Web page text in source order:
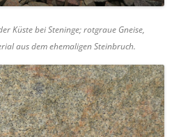
Küste bei Steninge; rotgraue Gneise,
aus dem ehemaligen Steinbruch.